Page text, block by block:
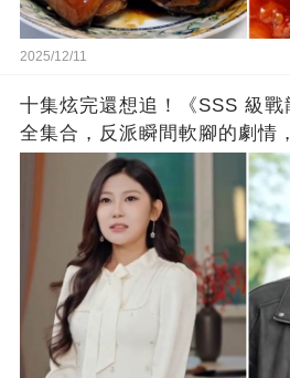
2025/12/11
十集炫完還想追！《SSS 級
全集合，反派瞬間軟腳的劇情